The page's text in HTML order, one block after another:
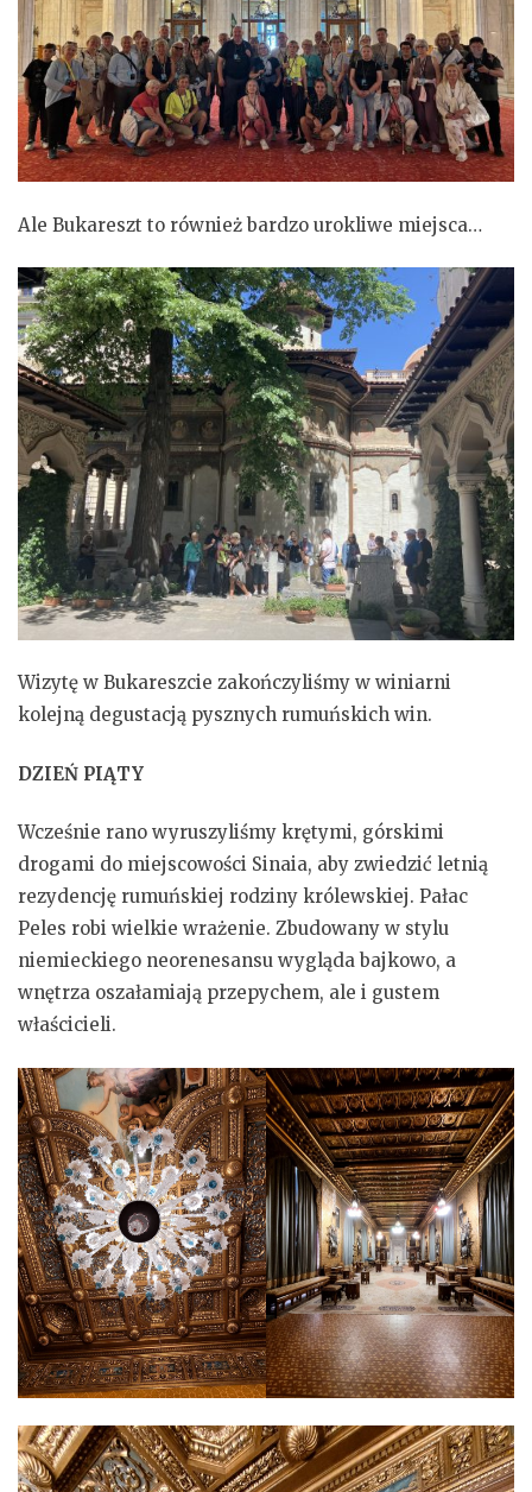
Ale Bukareszt to również bardzo urokliwe miejsca…
Wizytę w Bukareszcie zakończyliśmy w winiarni
kolejną degustacją pysznych rumuńskich win.
DZIEŃ PIĄTY
Wcześnie rano wyruszyliśmy krętymi, górskimi
drogami do miejscowości Sinaia, aby zwiedzić letnią
rezydencję rumuńskiej rodziny królewskiej. Pałac
Peles robi wielkie wrażenie. Zbudowany w stylu
niemieckiego neorenesansu wygląda bajkowo, a
wnętrza oszałamiają przepychem, ale i gustem
właścicieli.